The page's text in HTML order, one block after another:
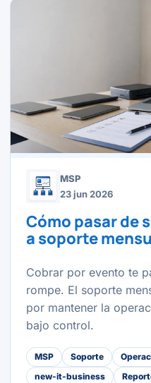
MSP
23 jun 2026
Cómo pasar de
a soporte
Cobrar por evento te
rompe. El soporte
por mantener la
bajo control.
MSP Soporte
new-it-business